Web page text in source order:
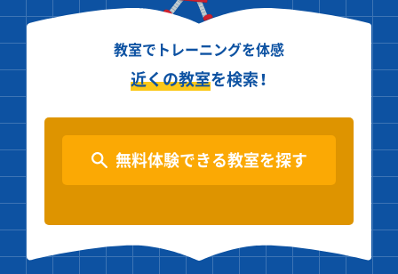
教室でトレーニングを体感
近くの教室を検索！
無料体験できる教室を探す